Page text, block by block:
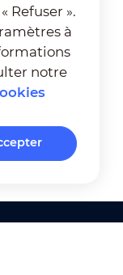
Refuser ».
à
notre